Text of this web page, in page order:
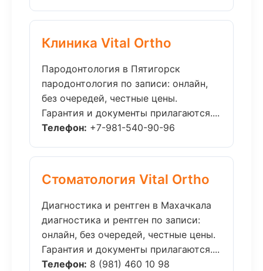
Клиника Vital Ortho
Пародонтология в Пятигорск
пародонтология по записи: онлайн,
без очередей, честные цены.
Гарантия и документы прилагаются....
Телефон: +7-981-540-90-96
Стоматология Vital Ortho
Диагностика и рентген в Махачкала
диагностика и рентген по записи:
онлайн, без очередей, честные цены.
Гарантия и документы прилагаются....
Телефон: 8 (981) 460 10 98